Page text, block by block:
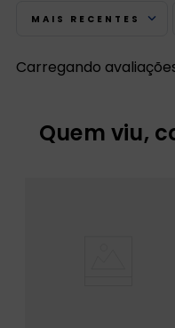
MAIS RECENTES
Carregando
Quem viu,